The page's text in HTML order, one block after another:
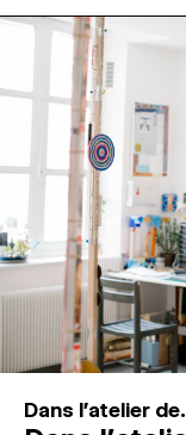
MAGAZINE
ESPACES DE
Recherche
Connexion
Dans l'atelier